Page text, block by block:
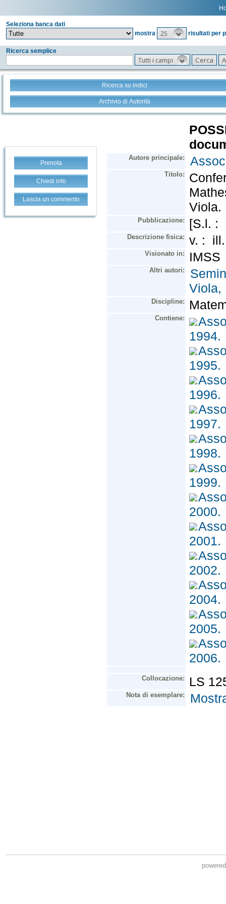
Seleziona banca dati
mostra
25 risultati per
Ricerca semplice
Tutti i campi
Ricerca su indici
Archivio di Autorità
Prenota
Chiedi info
Lascia un commento